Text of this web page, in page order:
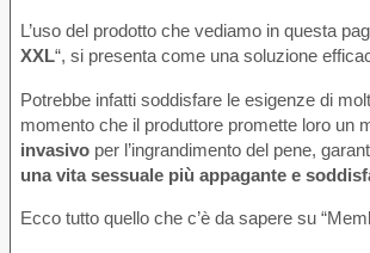
L’uso del prodotto che vediamo in questa
XXL“, si presenta come una soluzione
Potrebbe infatti soddisfare le esigenze di
momento che il produttore promette loro un
invasivo per l’ingrandimento del pene,
una vita sessuale più appagante e
Ecco tutto quello che c’è da sapere su